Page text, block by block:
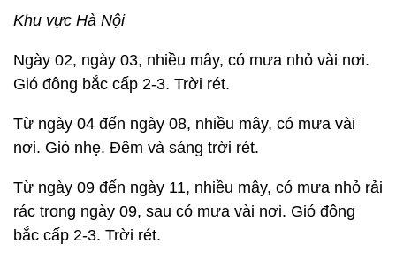
Khu vực Hà Nội
Ngày 02, ngày 03, nhiều mây, có mưa nhỏ vài nơi.
Gió đông bắc cấp 2-3. Trời rét.
Từ ngày 04 đến ngày 08, nhiều mây, có mưa vài
nơi. Gió nhẹ. Đêm và sáng trời rét.
Từ ngày 09 đến ngày 11, nhiều mây, có mưa nhỏ rải
rác trong ngày 09, sau có mưa vài nơi. Gió đông
bắc cấp 2-3. Trời rét.